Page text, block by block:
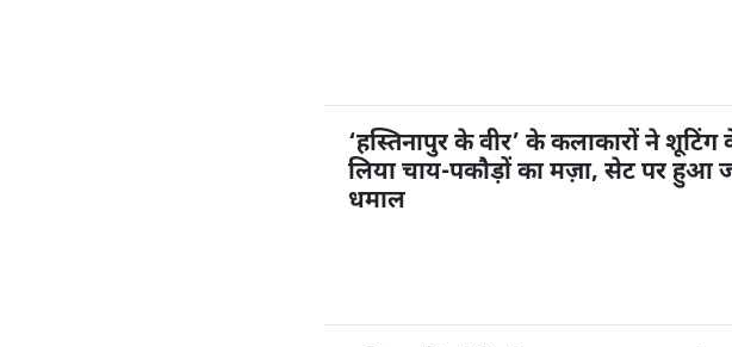
‘हस्तिनापुर के वीर’ के कलाकारों ने शूटिंग
लिया चाय-पकौड़ों का मज़ा, सेट पर हुआ
धमाल